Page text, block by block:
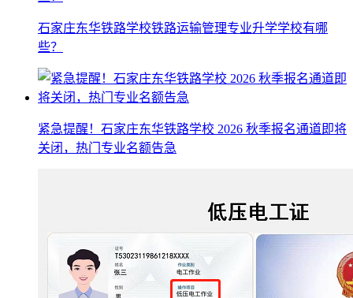
石家庄东华铁路学校铁路运输管理专业升学学校有哪
些？
紧急提醒！石家庄东华铁路学校 2026 秋季报名通道即将
关闭，热门专业名额告急